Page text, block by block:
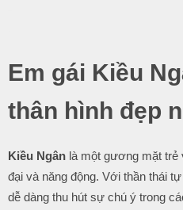
Em gái Kiều
thân hình đẹp
Kiều Ngân là một gương mặt trẻ
đại và năng động. Với thần thái
dễ dàng thu hút sự chú ý trong